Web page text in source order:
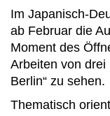
Im Japanisch-
ab Februar die
Moment des
Arbeiten von drei
Berlin“ zu sehen.
Thematisch